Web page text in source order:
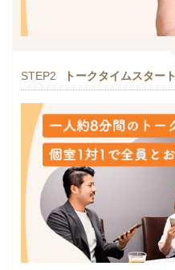
STEP2 トークタイムスタート